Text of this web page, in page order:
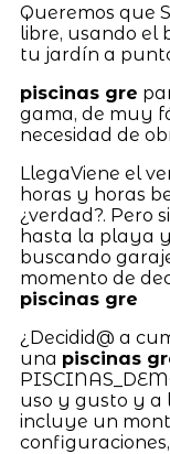
Queremos que
libre, usando el
tu jardín a
piscinas gre
gama, de muy
necesidad de
LlegaViene el
horas y horas
¿verdad?. Pero
hasta la playa
buscando
momento de
piscinas gre
¿Decidid@ a
una piscinas
uso y gusto y a
incluye un